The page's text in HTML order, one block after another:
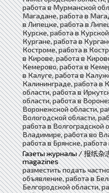
работа в Мурманской
Магадане, работа в
в Липецке, работа в
Курске, работа в
Кургане, работа в
Костроме, работа в
в Кирове, работа в
Кемерово, работа в
в Калуге, работа в
Калининграде, работа в
области, работа в
области, работа в
Воронежской области,
Вологодской области,
работа в Волгоградской
Владимире, работа во
работа в Брянске,
Газеты журналы / 报纸
magazines
разместить подать
объявление, работа в
Белгородской области,